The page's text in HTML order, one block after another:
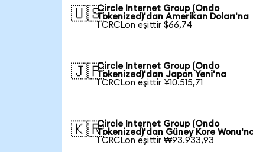
🇺🇸Circle Internet Group (Ondo
Tokenized)'dan Amerikan Doları'na
1 CRCLon eşittir $66,74
🇯🇵Circle Internet Group (Ondo
Tokenized)'dan Japon Yeni'na
1 CRCLon eşittir ¥10.515,71
🇰🇷Circle Internet Group (Ondo
Tokenized)'dan Güney Kore
1 CRCLon eşittir ₩93.933,93